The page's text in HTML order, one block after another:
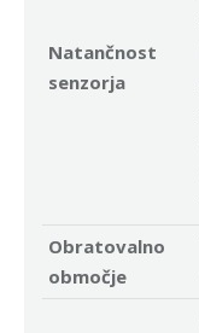
Natančnost
senzorja
Obratovalno
območje